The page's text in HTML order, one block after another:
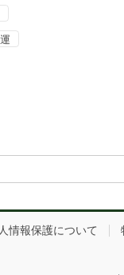
情報保護について